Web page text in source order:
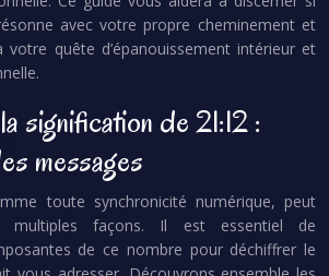
avec votre propre cheminement et
votre quête d’épanouissement intérieur et
signification de 21:12 :
messages
toute synchronicité numérique, peut
multiples façons. Il est essentiel de
de ce nombre pour déchiffrer le